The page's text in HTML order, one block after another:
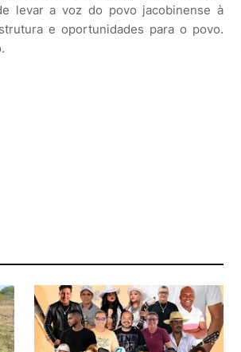
levar a voz do povo jacobinense à
e oportunidades para o povo.